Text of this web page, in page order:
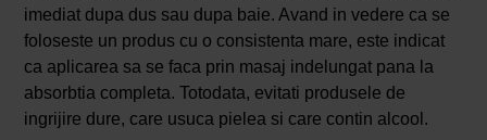
imediat dupa dus sau dupa baie. Avand in vedere ca se
foloseste un produs cu o consistenta mare, este indicat
ca aplicarea sa se faca prin masaj indelungat pana la
absorbtia completa. Totodata, evitati produsele de
ingrijire dure, care usuca pielea si care contin alcool.